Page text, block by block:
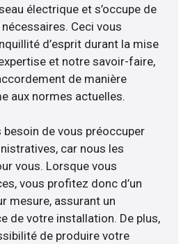
électrique et s’occupe de
Ceci vous
d’esprit durant la mise
et notre savoir-faire,
de manière
aux normes actuelles.
besoin de vous préoccuper
car nous les
vous. Lorsque vous
vous profitez donc d’un
mesure, assurant un
de votre installation. De plus,
de produire votre